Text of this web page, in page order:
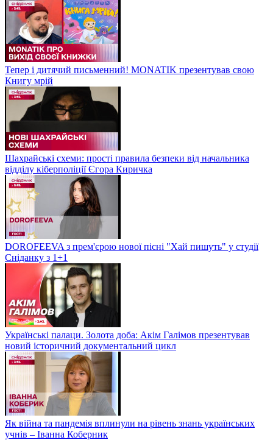
Тепер і дитячий письменний! MONATIK презентував свою
Книгу мрій
Шахрайські схеми: прості правила безпеки від начальника
відділу кіберполіції Єгора Киричка
DOROFEEVA з прем'єрою нової пісні "Хай пишуть" у студії
Сніданку з 1+1
Українські палаци. Золота доба: Акім Галімов презентував
новий історичний документальний цикл
Як війна та пандемія вплинули на рівень знань українських
учнів – Іванна Коберник